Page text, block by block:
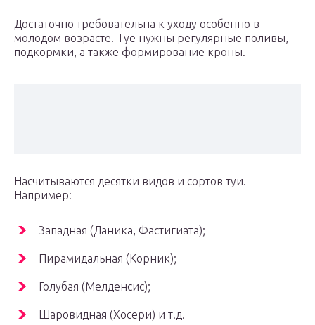
Достаточно требовательна к уходу особенно в
молодом возрасте. Туе нужны регулярные поливы,
подкормки, а также формирование кроны.
Насчитываются десятки видов и сортов туи.
Например:
Западная (Даника, Фастигиата);
Пирамидальная (Корник);
Голубая (Мелденсис);
Шаровидная (Хосери) и т.д.